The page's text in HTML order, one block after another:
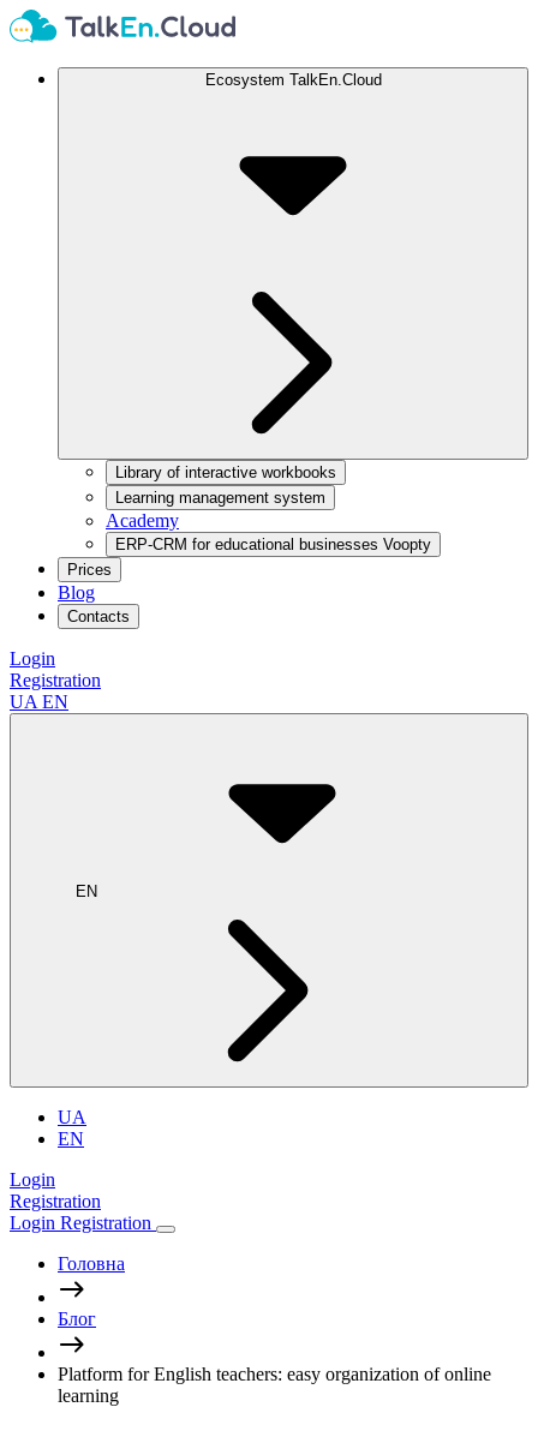
Ecosystem TalkEn.Cloud
Library of interactive workbooks
Learning management system
Academy
ERP-CRM for educational businesses Voopty
Prices
Blog
Contacts
Login
Registration
UA EN
EN
UA
EN
Login
Registration
Login Registration
Головна
Блог
Platform for English teachers: easy organization of online
learning